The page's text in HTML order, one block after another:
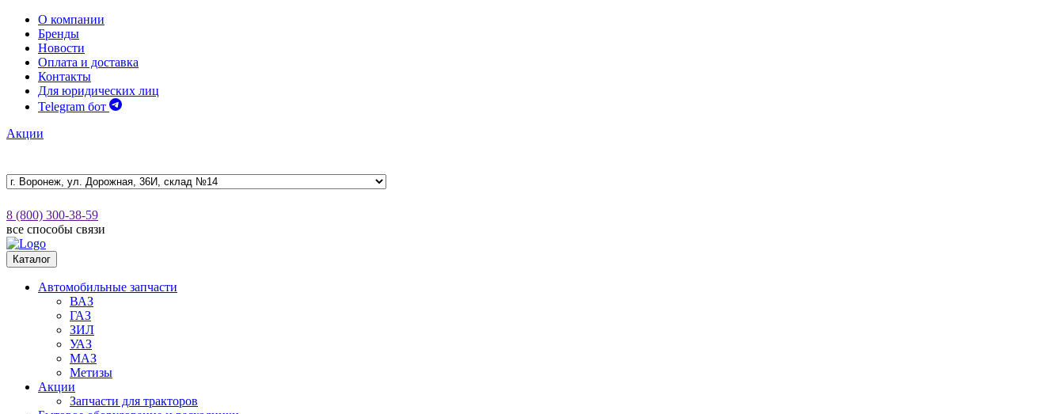
О компании
Бренды
Новости
Оплата и доставка
Контакты
Для юридических лиц
Telegram бот
Акции
8 (800) 300-38-59
все способы связи
Каталог
Автомобильные запчасти
ВАЗ
ГАЗ
ЗИЛ
УАЗ
МАЗ
Метизы
Акции
Запчасти для тракторов